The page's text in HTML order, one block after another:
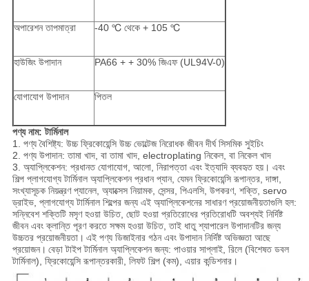
অপারেশন তাপমাত্রা -40 ℃ থেকে + 105 ℃
হাউজিং উপাদান PA66 + + 30% জিএফ (UL94V-0)
যোগাযোগ উপাদান পিতল
পণ্য নাম: টার্মিনাল
1. পণ্য বৈশিষ্ট্য: উচ্চ ফ্রিকোয়েন্সি উচ্চ ভোল্টেজ নিরোধক জীবন দীর্ঘ সিসমিক সুইচিং
2. পণ্য উপাদান: তামা খাদ, বা তামা খাদ, electroplating নিকেল, বা নিকেল খাদ
3. অ্যাপ্লিকেশন: প্রধানত যোগাযোগ, আলো, নিরাপত্তা এবং ইত্যাদি ব্যবহৃত হয়। এবং
শিল্প প্লাগযোগ্য টার্মিনাল অ্যাপ্লিকেশন প্রধান প্যান, যেমন ফ্রিকোয়েন্সি রূপান্তর, দাঙ্গা,
সংখ্যাসূচক নিয়ন্ত্রণ প্যানেল, অ্যাক্সেস নিয়ামক, সেন্সর, পিএলসি, উপকরণ, শক্তি, servo
ড্রাইভ, প্লাগযোগ্য টার্মিনাল শিল্পের জন্য এই অ্যাপ্লিকেশনের সাধারণ প্রয়োজনীয়তাগুলি হল:
সন্নিবেশ শক্তিটি মসৃণ হওয়া উচিত, ছোট হওয়া প্রতিরোধের প্রতিরোধটি অবশ্যই নির্দিষ্ট
জীবন এবং ক্লান্তি পূরণ করতে সক্ষম হওয়া উচিত, তাই ধাতু শ্যাপারেল উপাদানটির জন্য
উচ্চতর প্রয়োজনীয়তা। এই পণ্য ডিজাইনার গঠন এবং উপাদান নির্দিষ্ট অভিজ্ঞতা আছে
প্রয়োজন। বেড়া টাইপ টার্মিনাল অ্যাপ্লিকেশন জন্য: পাওয়ার সাপ্লাই, রিলে (বিশেষত ডবল
টার্মিনাল), ফ্রিকোয়েন্সি রূপান্তরকারী, লিফট শিল্প (কম), এয়ার কন্ডিশনার।